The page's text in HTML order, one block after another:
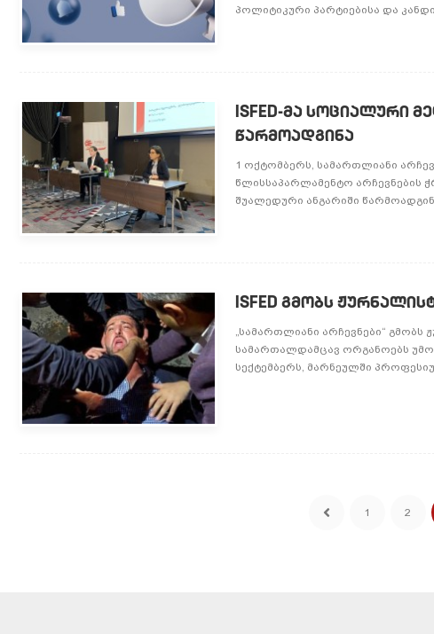
პოლიტიკური პარტიებისა და
ISFED-მა სოციალური
წარმოადგინა
1 ოქტომბერს, სამართლიანი
წლისსაპარლამენტო არჩევნების
შუალედური ანგარიში
ISFED გმობს
„სამართლიანი არჩევნები“
სამართალდამცავ ორგანოებს
სექტემბერს, მარნეულში
1 2